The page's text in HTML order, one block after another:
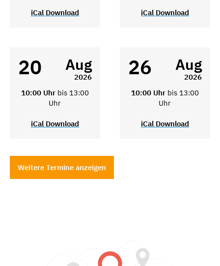
iCal Download iCal Download
20 Aug
2026
10:00 Uhr bis 13:00
Uhr
iCal Download
26 Aug
2026
10:00 Uhr bis 13:00
Uhr
iCal Download
Weitere Termine anzeigen